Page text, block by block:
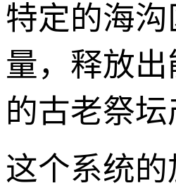
特定的海
量，释放
的古老祭
这个系统